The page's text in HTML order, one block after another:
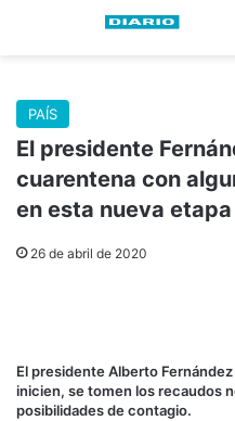
PAÍS
El presidente
cuarentena con
en esta nueva etapa
26 de abril de 2020
El presidente Alberto
inicien, se tomen los recaudos
posibilidades de contagio.